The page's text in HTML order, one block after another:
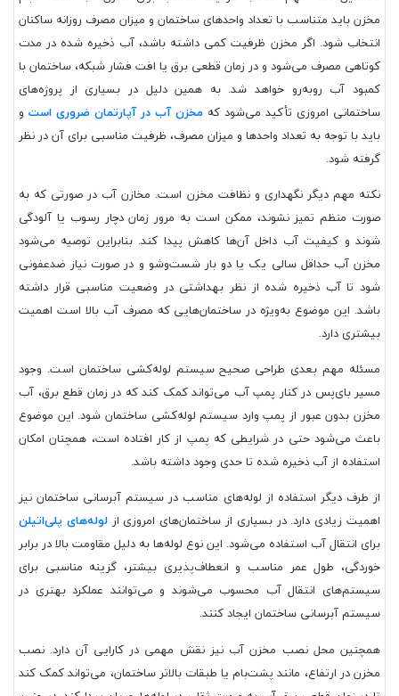
مخزن باید متناسب با تعداد واحدهای ساختمان و میزان مصرف روزانه ساکنان
انتخاب شود. اگر مخزن ظرفیت کمی داشته باشد، آب ذخیره شده در مدت
کوتاهی مصرف می‌شود و در زمان قطعی برق یا افت فشار شبکه، ساختمان با
کمبود آب روبه‌رو خواهد شد. به همین دلیل در بسیاری از پروژه‌های
ساختمانی امروزی تأکید می‌شود که مخزن آب در آپارتمان ضروری است و
باید با توجه به تعداد واحدها و میزان مصرف، ظرفیت مناسبی برای آن در نظر
گرفته شود.
نکته مهم دیگر نگهداری و نظافت مخزن است. مخازن آب در صورتی که به
صورت منظم تمیز نشوند، ممکن است به مرور زمان دچار رسوب یا آلودگی
شوند و کیفیت آب داخل آن‌ها کاهش پیدا کند. بنابراین توصیه می‌شود
مخزن آب حداقل سالی یک یا دو بار شست‌وشو و در صورت نیاز ضدعفونی
شود تا آب ذخیره شده از نظر بهداشتی در وضعیت مناسبی قرار داشته
باشد. این موضوع به‌ویژه در ساختمان‌هایی که مصرف آب بالا است اهمیت
بیشتری دارد.
مسئله مهم بعدی طراحی صحیح سیستم لوله‌کشی ساختمان است. وجود
مسیر بای‌پس در کنار پمپ آب می‌تواند کمک کند که در زمان قطع برق، آب
مخزن بدون عبور از پمپ وارد سیستم لوله‌کشی ساختمان شود. این موضوع
باعث می‌شود حتی در شرایطی که پمپ از کار افتاده است، همچنان امکان
استفاده از آب ذخیره شده تا حدی وجود داشته باشد.
از طرف دیگر استفاده از لوله‌های مناسب در سیستم آبرسانی ساختمان نیز
اهمیت زیادی دارد. در بسیاری از ساختمان‌های امروزی ازلوله‌های پلی‌اتیلن
برای انتقال آب استفاده می‌شود. این نوع لوله‌ها به دلیل مقاومت بالا در برابر
خوردگی، طول عمر مناسب و انعطاف‌پذیری بیشتر، گزینه مناسبی برای
سیستم‌های انتقال آب محسوب می‌شوند و می‌توانند عملکرد بهتری در
سیستم آبرسانی ساختمان ایجاد کنند.
همچنین محل نصب مخزن آب نیز نقش مهمی در کارایی آن دارد. نصب
مخزن در ارتفاع، مانند پشت‌بام یا طبقات بالاتر ساختمان، می‌تواند کمک کند